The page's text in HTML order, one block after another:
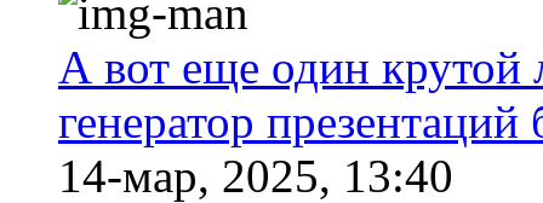
А вот еще один крутой
генератор
14-мар, 2025, 13:40